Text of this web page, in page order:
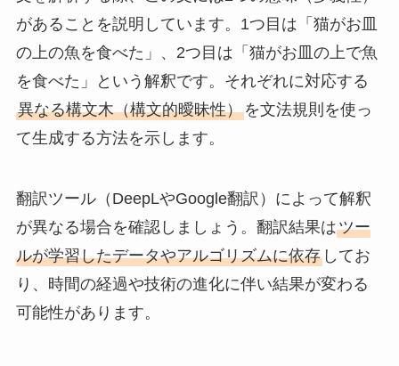
があることを説明しています。1つ目は「猫がお皿
の上の魚を食べた」、2つ目は「猫がお皿の上で魚
を食べた」という解釈です。それぞれに対応する
異なる構文木（構文的曖昧性）を文法規則を使っ
て生成する方法を示します。
翻訳ツール（DeepLやGoogle翻訳）によって解釈
が異なる場合を確認しましょう。翻訳結果はツー
ルが学習したデータやアルゴリズムに依存してお
り、時間の経過や技術の進化に伴い結果が変わる
可能性があります。